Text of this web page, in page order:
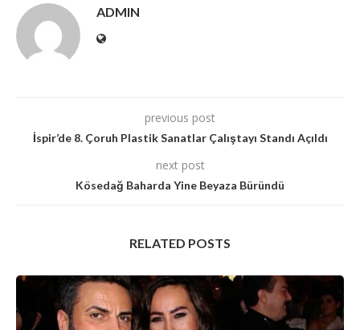
ADMIN
previous post
İspir’de 8. Çoruh Plastik Sanatlar Çalıştayı Standı Açıldı
next post
Kösedağ Baharda Yine Beyaza Büründü
RELATED POSTS